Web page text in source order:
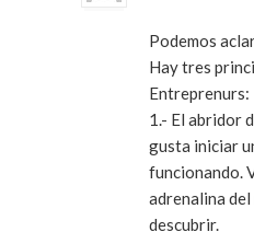
Podemos
Hay tres
Entreprenurs:
1.- El abridor
gusta iniciar
funcionando.
adrenalina
descubrir.